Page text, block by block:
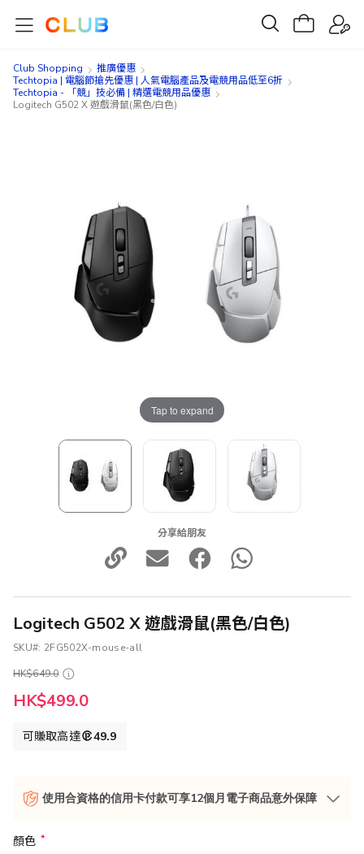
Club Shopping
推廣優惠
Techtopia | 電腦節搶先優惠 | 人氣電腦產品及電競用品低至6折
Techtopia - 「競」技必備 | 精選電競用品優惠
Logitech G502 X 遊戲滑鼠(黑色/白色)
Tap to expand
分享給朋友
Logitech G502 X 遊戲滑鼠(黑色/白色)
SKU
2FG502X-mouse-all
HK$649.0
HK$499.0
可賺取高達 49.9
使用合資格的信用卡付款可享12個月電子商品意外保障
顏色